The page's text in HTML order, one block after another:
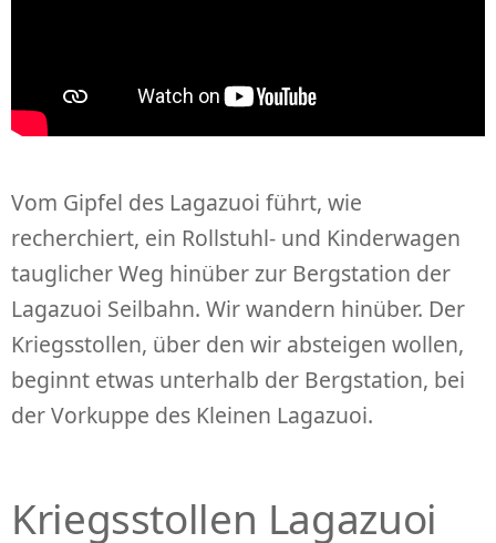
Vom Gipfel des Lagazuoi führt, wie
recherchiert, ein Rollstuhl- und Kinderwagen
tauglicher Weg hinüber zur Bergstation der
Lagazuoi Seilbahn. Wir wandern hinüber. Der
Kriegsstollen, über den wir absteigen wollen,
beginnt etwas unterhalb der Bergstation, bei
der Vorkuppe des Kleinen Lagazuoi.
Kriegsstollen Lagazuoi